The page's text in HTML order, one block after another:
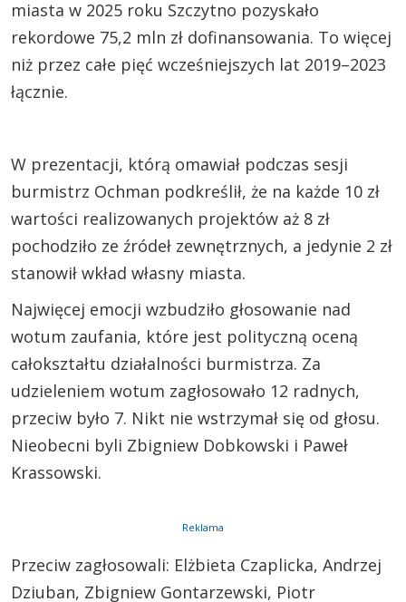
miasta w 2025 roku Szczytno pozyskało
rekordowe 75,2 mln zł dofinansowania. To więcej
niż przez całe pięć wcześniejszych lat 2019–2023
łącznie.
W prezentacji, którą omawiał podczas sesji
burmistrz Ochman podkreślił, że na każde 10 zł
wartości realizowanych projektów aż 8 zł
pochodziło ze źródeł zewnętrznych, a jedynie 2 zł
stanowił wkład własny miasta.
Najwięcej emocji wzbudziło głosowanie nad
wotum zaufania, które jest polityczną oceną
całokształtu działalności burmistrza. Za
udzieleniem wotum zagłosowało 12 radnych,
przeciw było 7. Nikt nie wstrzymał się od głosu.
Nieobecni byli Zbigniew Dobkowski i Paweł
Krassowski.
Reklama
Przeciw zagłosowali: Elżbieta Czaplicka, Andrzej
Dziuban, Zbigniew Gontarzewski, Piotr